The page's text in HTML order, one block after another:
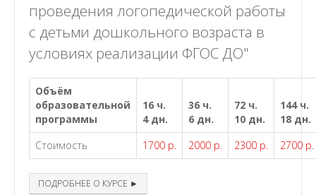
проведения логопедической работы
с детьми дошкольного возраста в
условиях реализации ФГОС ДО"
Объём
образовательной
программы
16 ч.
4 дн.
36 ч.
6 дн.
72 ч.
10 дн.
144 ч.
18 дн.
Стоимость
1700 р. 2000 р. 2300 р. 2700 р.
ПОДРОБНЕЕ О КУРСЕ ►